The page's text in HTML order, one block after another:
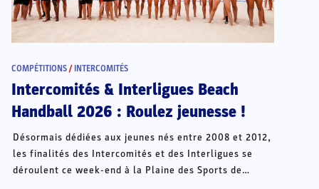
COMPÉTITIONS / INTERCOMITÉS
Intercomités & Interligues Beach
Handball 2026 : Roulez jeunesse !
Désormais dédiées aux jeunes nés entre 2008 et 2012,
les finalités des Intercomités et des Interligues se
déroulent ce week-end à la Plaine des Sports de